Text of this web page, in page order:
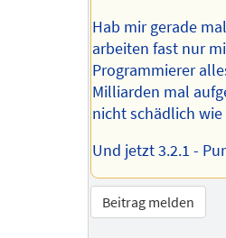
Hab mir gerade
arbeiten fast nur
Programmierer
Milliarden mal
nicht schädlich
Und jetzt 3.2.1 -
Beitrag melden